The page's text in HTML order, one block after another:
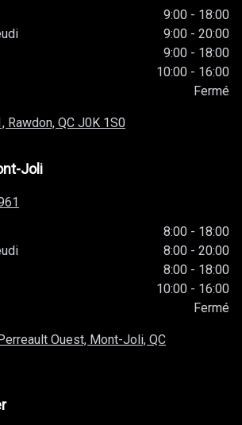
9:00 - 18:00
9:00 - 20:00
9:00 - 18:00
10:00 - 16:00
Fermé
Rawdon, QC J0K 1S0
Joli
8:00 - 18:00
8:00 - 20:00
8:00 - 18:00
10:00 - 16:00
Fermé
Ouest, Mont-Joli, QC